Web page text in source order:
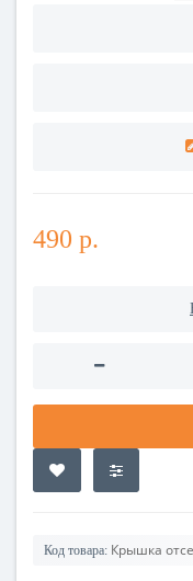
490 р.
Код товара: Крышка